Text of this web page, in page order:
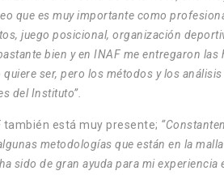
que es muy importante como
juego posicional, organización
bien y en INAF me entregaron
ser, pero los métodos y los
del Instituto”.
también está muy presente;
metodologías que están en la
de gran ayuda para mi experiencia